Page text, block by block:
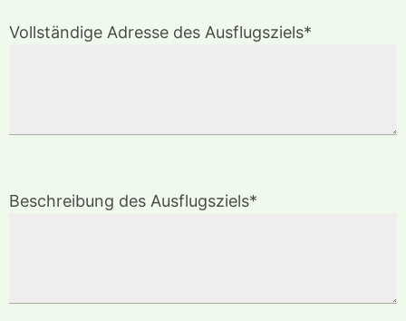
Vollständige Adresse des Ausflugsziels*
Beschreibung des Ausflugsziels*